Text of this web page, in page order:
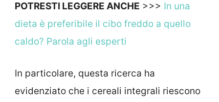
POTRESTI LEGGERE ANCHE >>> In una
dieta è preferibile il cibo freddo a quello
caldo? Parola agli esperti
In particolare, questa ricerca ha
evidenziato che i cereali integrali riescono